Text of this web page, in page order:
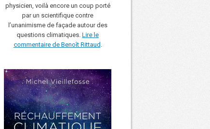
physicien, voilà encore un coup porté
par un scientifique contre
l’unanimisme de façade autour des
questions climatiques. Lire le
commentaire de Benoît Rittaud